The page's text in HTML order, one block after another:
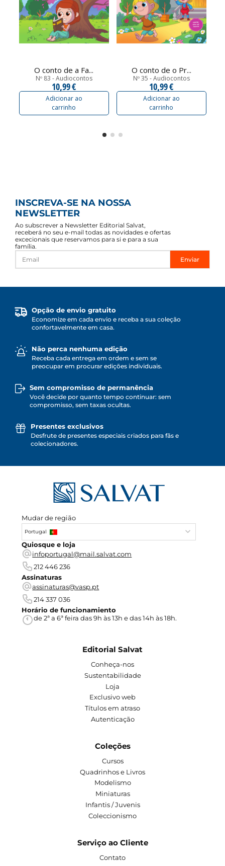
O conto de a Fa...
Nº 83 - Audiocontos
10,99 €
Adicionar ao
carrinho
O conto de o Pr...
Nº 35 - Audiocontos
10,99 €
Adicionar ao
carrinho
INSCREVA-SE NA NOSSA
NEWSLETTER
Ao subscrever a Newsletter Editorial Salvat,
receberá no seu e-mail todas as novidades e ofertas
excecionais que reservamos para si e para a sua
família.
Enviar
Opção de envio gratuito
Economize em cada envio e receba a sua coleção
confortavelmente em casa.
Não perca nenhuma edição
Receba cada entrega em ordem e sem se
preocupar em procurar edições individuais.
Sem compromisso de permanência
Você decide por quanto tempo continuar: sem
compromisso, sem taxas ocultas.
Presentes exclusivos
Desfrute de presentes especiais criados para fãs e
colecionadores.
Mudar de região
Portugal
Quiosque e loja
infoportugal@mail.salvat.com
212 446 236
Assinaturas
assinaturas@vasp.pt
214 337 036
Horário de funcionamiento
de 2ª a 6ª feira das 9h às 13h e das 14h às 18h.
Editorial Salvat
Conheça-nos
Sustentabilidade
Loja
Exclusivo web
Títulos em atraso
Autenticação
Coleções
Cursos
Quadrinhos e Livros
Modelismo
Miniaturas
Infantis / Juvenis
Coleccionismo
Serviço ao Cliente
Contato